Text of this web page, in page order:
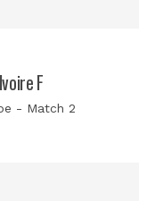
F
- Match 2